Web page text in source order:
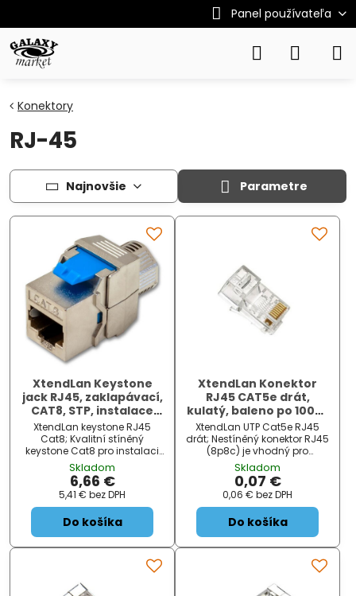
Panel používateľa
Konektory
RJ-45
Najnovšie Parametre
XtendLan Keystone
jack RJ45, zaklapávací,
CAT8, STP, instalace
bez nástrojů
XtendLan keystone RJ45
Cat8; Kvalitní stíněný
keystone Cat8 pro instalaci
bez nástrojů. Keystone je
určen pro osazení do panelu
nebo zásuvky. Zaklapávací;
Instalace bez nástrojů...
Skladom
6,66 €
5,41 € bez DPH
Do košíka
XtendLan Konektor
RJ45 CAT5e drát,
kulatý, baleno po 100ks
cena za 1ks
XtendLan UTP Cat5e RJ45
drát; Nestíněný konektor RJ45
(8p8c) je vhodný pro
zakončení kabelů
strukturované kabeláže.
ZÁKLADNÍ SPECIFIKACE; Typ
konektoru: RJ45; Kategorie:...
Skladom
0,07 €
0,06 € bez DPH
Do košíka